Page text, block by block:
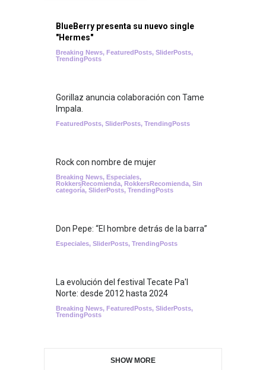
BlueBerry presenta su nuevo single
"Hermes"
Breaking News, FeaturedPosts, SliderPosts,
TrendingPosts
Gorillaz anuncia colaboración con Tame
Impala.
FeaturedPosts, SliderPosts, TrendingPosts
Rock con nombre de mujer
Breaking News, Especiales,
RokkersRecomienda, RokkersRecomienda, Sin
categoría, SliderPosts, TrendingPosts
Don Pepe: “El hombre detrás de la barra”
Especiales, SliderPosts, TrendingPosts
La evolución del festival Tecate Pa'l
Norte: desde 2012 hasta 2024
Breaking News, FeaturedPosts, SliderPosts,
TrendingPosts
SHOW MORE